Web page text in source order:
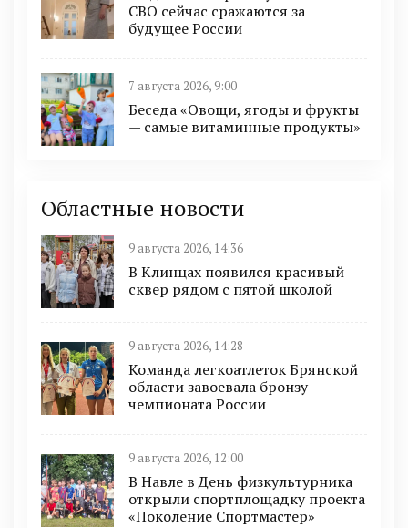
СВО сейчас сражаются за
будущее России
7 августа 2026, 9:00
Беседа «Овощи, ягоды и фрукты
— самые витаминные продукты»
Областные новости
9 августа 2026, 14:36
В Клинцах появился красивый
сквер рядом с пятой школой
9 августа 2026, 14:28
Команда легкоатлеток Брянской
области завоевала бронзу
чемпионата России
9 августа 2026, 12:00
В Навле в День физкультурника
открыли спортплощадку проекта
«Поколение Спортмастер»